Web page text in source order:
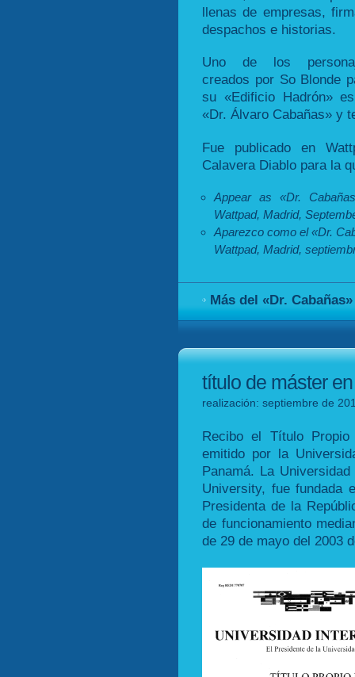
llenas de empresas,
despachos e historias.
Uno de los
creados por So Blonde
su «Edificio Hadrón»
«Dr. Álvaro Cabañas» y
Fue publicado en
Calavera Diablo para la
Appear as «Dr.
Wattpad, Madrid,
Aparezco como el «Dr.
Wattpad, Madrid,
Más del «Dr.
título de máster
realización: septiembre de
Recibo el Título
emitido por la
Panamá. La
University, fue fundada
Presidenta de la
de funcionamiento
de 29 de mayo del 2003